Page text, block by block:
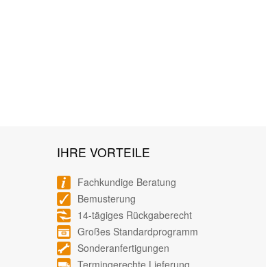
IHRE VORTEILE
Fachkundige Beratung
Bemusterung
14-tägiges Rückgaberecht
Großes Standardprogramm
Sonderanfertigungen
Termingerechte Lieferung